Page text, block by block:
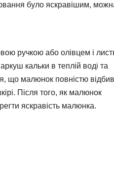
було яскравішим,
ручкою або олівцем і
кальки в теплій воді та
що малюнок повністю
Після того, як малюнок
яскравість малюнка.